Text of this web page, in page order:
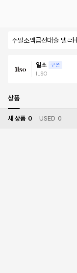
주말소액급전대출 탤ㄹ
일소
쿠폰
ILSO
상품
새 상품 0 USED 0